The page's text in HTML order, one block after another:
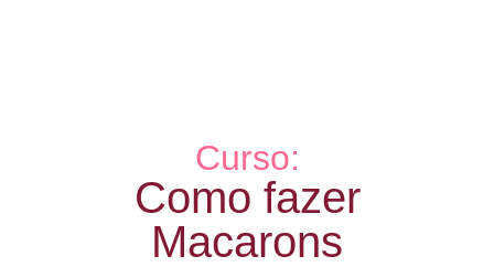
Curso:
Como fazer
Macarons